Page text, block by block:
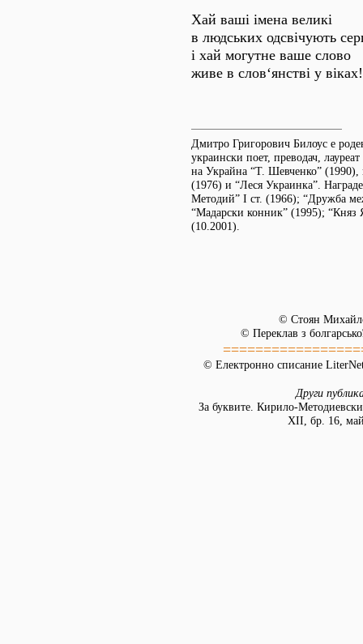
Хай ваші імена великі
в людських одсвічують
і хай могутне ваше слово
живе в слов‘янстві у віках!
Дмитро Григорович Билоус е
украински поет, преводач,
на Украйна “Т. Шевченко” (1990),
(1976) и “Леся Украинка”.
Методий” І ст. (1966); “Дружба
“Мадарски конник” (1995); “Княз
(10.2001).
© Стоян
© Переклав з
© Електронно списание
Други
За буквите. Кирило-
ХІІ, бр. 16,